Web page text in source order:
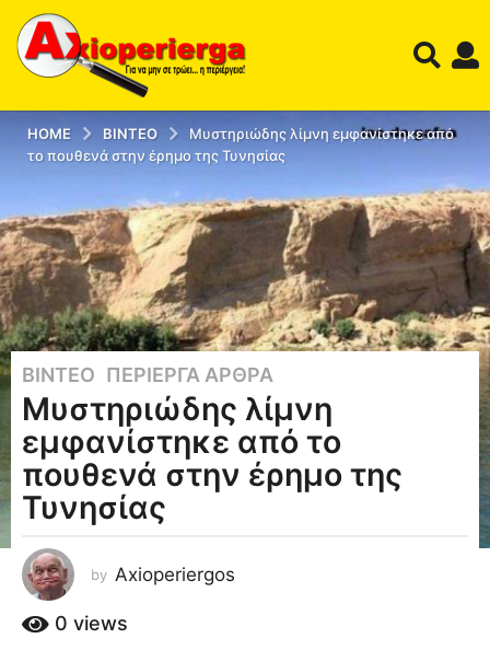
HOME ΒΊΝΤΕΟ
Μυστηριώδης λίμνη εμφανίστηκε από
το πουθενά στην έρημο της Τυνησίας
1
2
τ
η
a
o
1
2
έ
ΒΊΝΤΕΟ ,ΠΕΡΊΕΡΓΑ ΆΡΘΡΑ
Μυστηριώδης λίμνη
εμφανίστηκε από το
πουθενά στην έρημο της
Τυνησίας
by Axioperiergos
0 views